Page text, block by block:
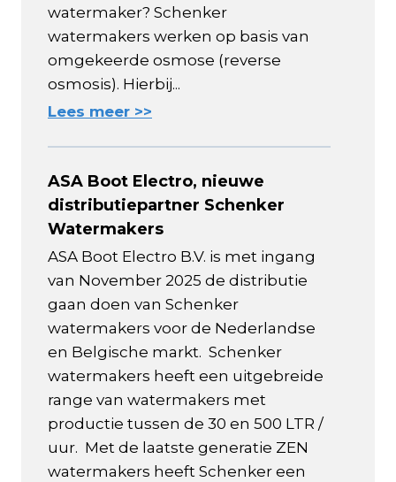
watermaker? Schenker
watermakers werken op basis van
omgekeerde osmose (reverse
osmosis). Hierbij...
Lees meer >>
ASA Boot Electro, nieuwe
distributiepartner Schenker
Watermakers
ASA Boot Electro B.V. is met ingang
van November 2025 de distributie
gaan doen van Schenker
watermakers voor de Nederlandse
en Belgische markt. Schenker
watermakers heeft een uitgebreide
range van watermakers met
productie tussen de 30 en 500 LTR /
uur. Met de laatste generatie ZEN
watermakers heeft Schenker een